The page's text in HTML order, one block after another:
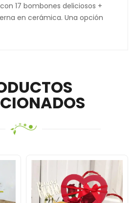
17 bombones deliciosos +
en cerámica. Una opción